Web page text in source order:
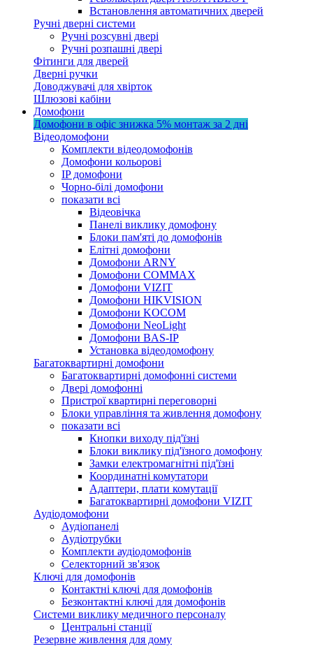
Встановлення автоматичних дверей
Ручні дверні системи
Ручні розсувні двері
Ручні розпашні двері
Фітинги для дверей
Дверні ручки
Доводжувачі для хвірток
Шлюзові кабіни
Домофони
Домофони в офіс знижка 5% монтаж за 2 дні
Відеодомофони
Комплекти відеодомофонів
Домофони кольорові
IP домофони
Чорно-білі домофони
показати всі
Відеовічка
Панелі виклику домофону
Блоки пам'яті до домофонів
Елітні домофони
Домофони ARNY
Домофони COMMAX
Домофони VIZIT
Домофони HIKVISION
Домофони KOCOM
Домофони NeoLight
Домофони BAS-IP
Установка відеодомофону
Багатоквартирні домофони
Багатоквартирні домофонні системи
Двері домофонні
Пристрої квартирні переговорні
Блоки управління та живлення домофону
показати всі
Кнопки виходу під'їзні
Блоки виклику під'їзного домофону
Замки електромагнітні під'їзні
Координатні комутатори
Адаптери, плати комутації
Багатоквартирні домофони VIZIT
Аудіодомофони
Аудіопанелі
Аудіотрубки
Комплекти аудіодомофонів
Селекторний зв'язок
Ключі для домофонів
Контактні ключі для домофонів
Безконтактні ключі для домофонів
Системи виклику медичного персоналу
Центральні станції
Резервне живлення для дому